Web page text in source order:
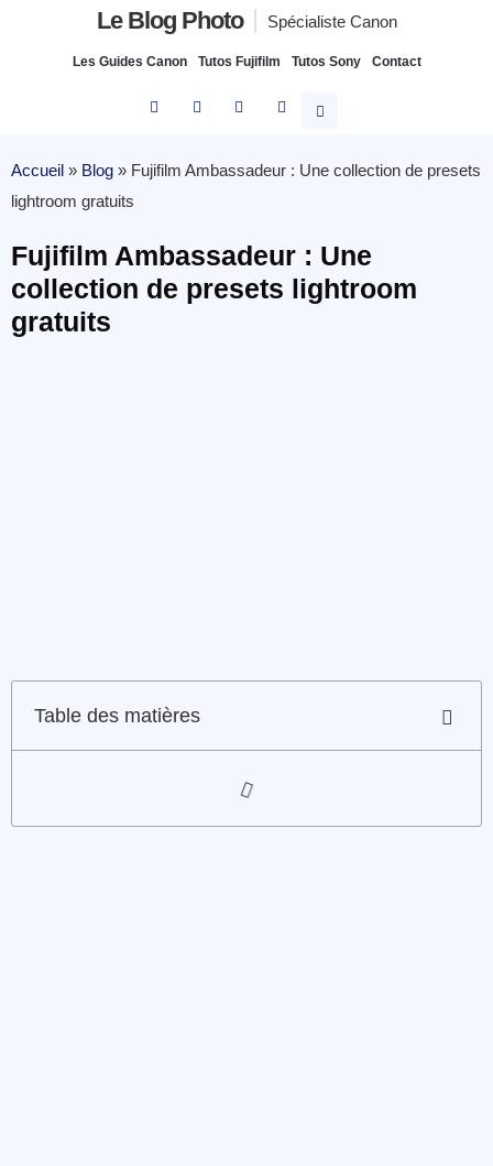
Le Blog Photo Spécialiste Canon
Les Guides Canon Tutos Fujifilm Tutos Sony Contact
Accueil » Blog » Fujifilm Ambassadeur : Une collection de presets
lightroom gratuits
Fujifilm Ambassadeur : Une
collection de presets lightroom
gratuits
Table des matières